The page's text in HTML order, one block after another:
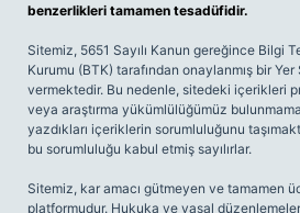
benzerlikleri tamamen tesadüfidir.
Sitemiz, 5651 Sayılı Kanun gereğince Bilgi
Kurumu (BTK) tarafından onaylanmış bir
vermektedir. Bu nedenle, sitedeki içerikleri
veya araştırma yükümlülüğümüz
yazdıkları içeriklerin sorumluluğunu
bu sorumluluğu kabul etmiş sayılırlar.
Sitemiz, kar amacı gütmeyen ve tamamen
platformudur. Hukuka ve yasal